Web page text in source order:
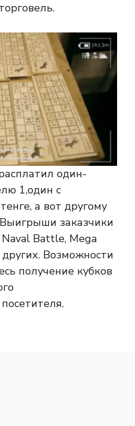
один-
1,один с
а вот другому
заказчики
Battle, Mega
Возможности
получение кубков